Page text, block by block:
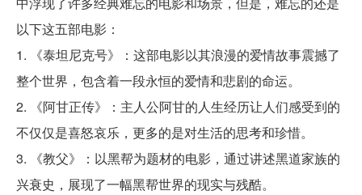
以下这五部电影：
1. 《泰坦尼克号》：这部电影以其浪漫的爱情故事震撼了
整个世界，包含着一段永恒的爱情和悲剧的命运。
2. 《阿甘正传》：主人公阿甘的人生经历让人们感受到的
不仅仅是喜怒哀乐，更多的是对生活的思考和珍惜。
3. 《教父》：以黑帮为题材的电影，通过讲述黑道家族的
兴衰史，展现了一幅黑帮世界的现实与残酷。